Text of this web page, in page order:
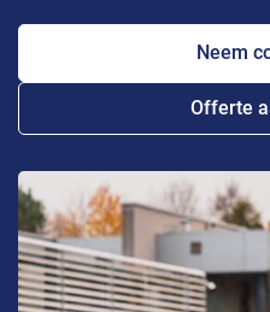
Neem
Offerte